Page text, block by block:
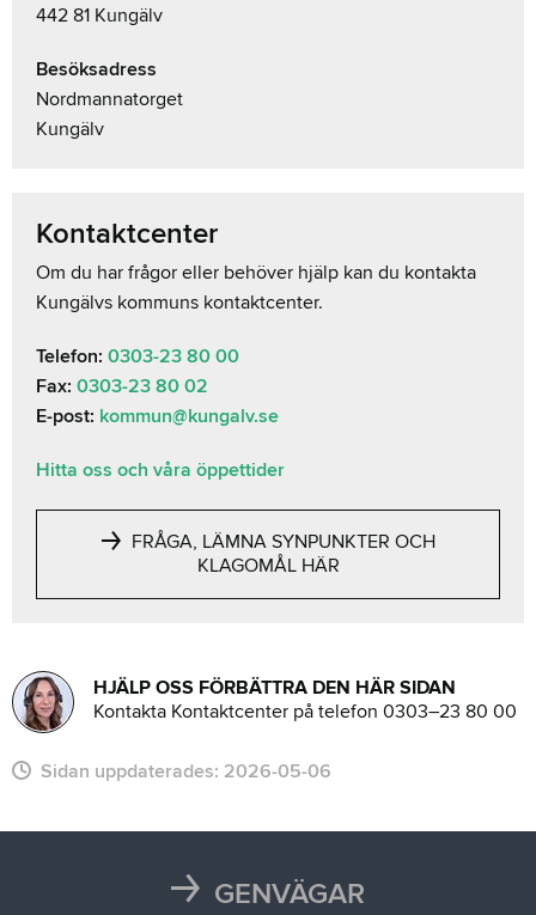
442 81 Kungälv
Besöksadress
Nordmannatorget
Kungälv
Kontaktcenter
Om du har frågor eller behöver hjälp kan du kontakta
Kungälvs kommuns kontaktcenter.
Telefon: 0303-23 80 00
Fax: 0303-23 80 02
E-post: kommun@kungalv.se
Hitta oss och våra öppettider
FRÅGA, LÄMNA SYNPUNKTER OCH
KLAGOMÅL HÄR
HJÄLP OSS FÖRBÄTTRA DEN HÄR SIDAN
Kontakta Kontaktcenter på telefon 0303–23 80 00
Sidan uppdaterades: 2026-05-06
GENVÄGAR